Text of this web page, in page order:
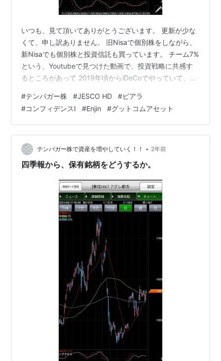
いつも、見て頂いてありがとうございます。 更新が少な
くて、申し訳ありません。 旧Nisaで個別株をしながら、
新Nisaでも個別株と投資信託も買っています。 チーム7%
という、Youtubeで見つけた動画で、投資戦略に共感す
るところがあって 2019年頃からiDeCoでやっていて、今
iDeCoの成果は、チーム7%が言っている通り、まだ6年目
ですが 年利7%になっていて、個別株よりも成果が良いか
もしれません。 個別株もテンバガー株のように化けると
高利益になりますが 銘柄選択とタイミングによっては、
含み損を被ることになります。 チーム7%の投…
#テンバガー株 #JESCO HD #ピアラ
#コンフィデンスI #Enjin #グットコムアセット
テンバガー株で資産を増やしていく！！ • 2年前
四季報から、保有銘柄をどうするか。